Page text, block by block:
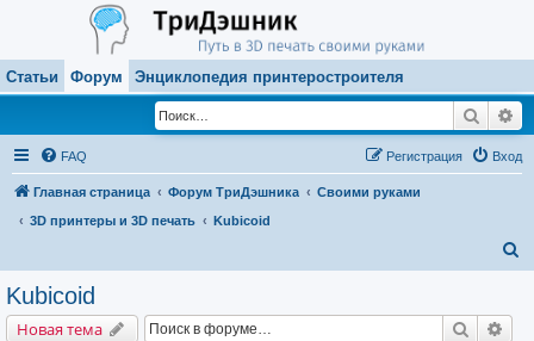
Статьи Форум Энциклопедия принтеростроителя
Поиск
FAQ Вход
Регистрация
Главная страница Форум ТриДэшника
Своими руками
3D принтеры и 3D печать
Kubicoid
Kubicoid
Новая тема Поиск